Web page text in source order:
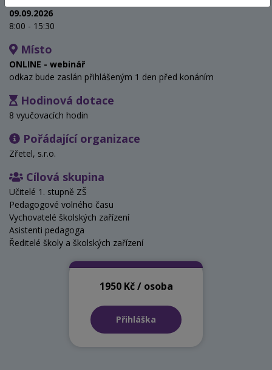
09.09.2026
8:00 - 15:30
Místo
ONLINE - webinář
odkaz bude zaslán přihlášeným 1 den před konáním
Hodinová dotace
8 vyučovacích hodin
Pořádající organizace
Zřetel, s.r.o.
Cílová skupina
Učitelé 1. stupně ZŠ
Pedagogové volného času
Vychovatelé školských zařízení
Asistenti pedagoga
Ředitelé školy a školských zařízení
1950 Kč / osoba
Přihláška